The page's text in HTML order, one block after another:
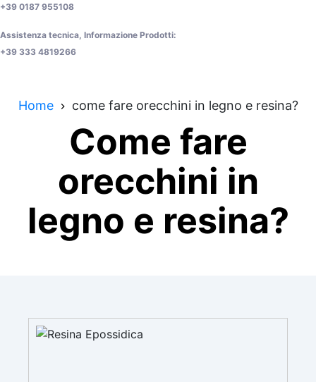
+39 0187 955108
Assistenza tecnica, Informazione Prodotti:
+39 333 4819266
Home come fare orecchini in legno e resina?
Come fare
orecchini in
legno e resina?